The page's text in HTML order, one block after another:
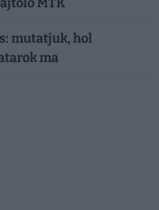
mutatjuk, hol
ma